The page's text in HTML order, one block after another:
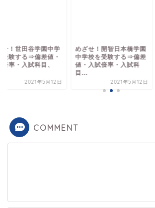
せ！世田谷学園中学
受験する⇒偏差値・
倍率・入試科目、
2021年5月12日
めざせ！開智日本橋学園
中学校を受験する⇒偏差
値・入試倍率・入試科
目...
2021年5月12日
COMMENT